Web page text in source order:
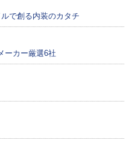
で創る内装のカタチ
ーカー厳選6社